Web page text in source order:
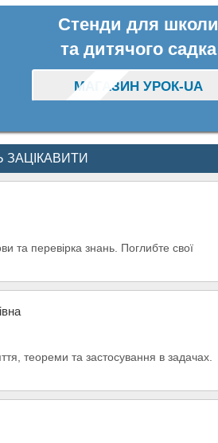
Стенди для школи
та дитячого садка
МАГАЗИН УРОК-UA
та перевірка знань. Поглибте свої
теореми та застосування в задачах.